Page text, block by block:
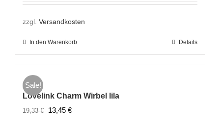
war:
19,33 €
ist:
13,45 €.
zzgl. Versandkosten
In den Warenkorb Details
Sale!
Lovelink Charm Wirbel lila
19,33€
Ursprünglicher
13,45 €Aktueller